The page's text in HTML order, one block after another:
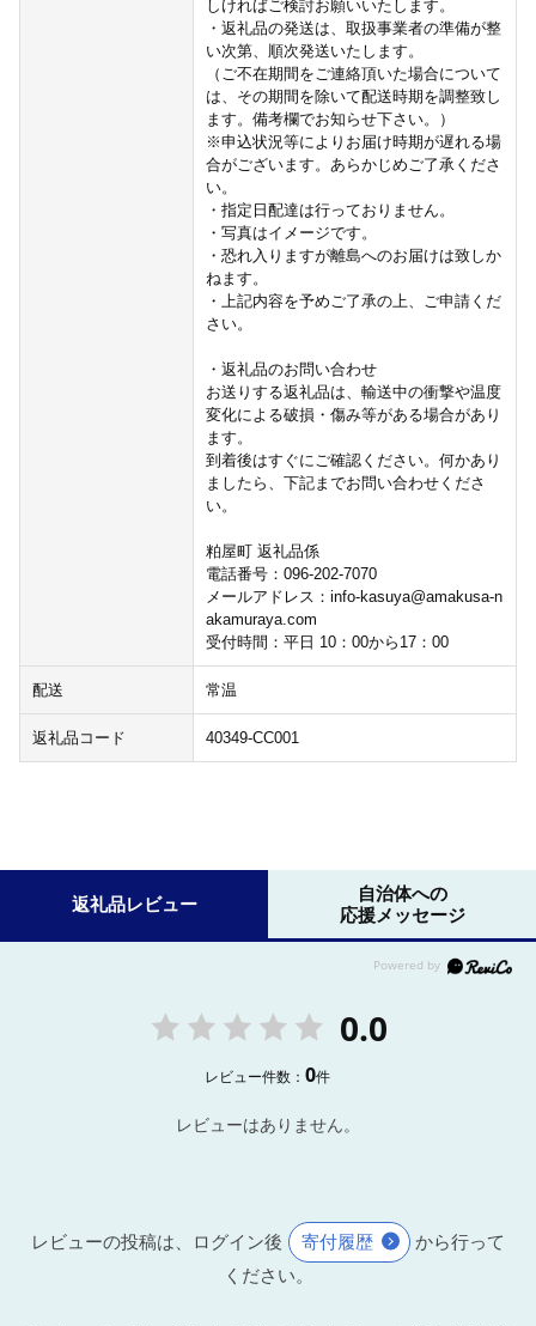
しければご検討お願いいたします。
・返礼品の発送は、取扱事業者の準備が整
い次第、順次発送いたします。
（ご不在期間をご連絡頂いた場合について
は、その期間を除いて配送時期を調整致し
ます。備考欄でお知らせ下さい。）
※申込状況等によりお届け時期が遅れる場
合がございます。あらかじめご了承くださ
い。
・指定日配達は行っておりません。
・写真はイメージです。
・恐れ入りますが離島へのお届けは致しか
ねます。
・上記内容を予めご了承の上、ご申請くだ
さい。
・返礼品のお問い合わせ
お送りする返礼品は、輸送中の衝撃や温度
変化による破損・傷み等がある場合があり
ます。
到着後はすぐにご確認ください。何かあり
ましたら、下記までお問い合わせくださ
い。
粕屋町 返礼品係
電話番号：096-202-7070
メールアドレス：info-kasuya@amakusa-n
akamuraya.com
受付時間：平日 10：00から17：00
配送 常温
返礼品コード 40349-CC001
返礼品レビュー
自治体への
応援メッセージ
0.0
レビュー件数：0件
レビューはありません。
レビューの投稿は、ログイン後 寄付履歴
から行って
ください。